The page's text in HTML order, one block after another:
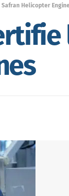
Safran Helicopter